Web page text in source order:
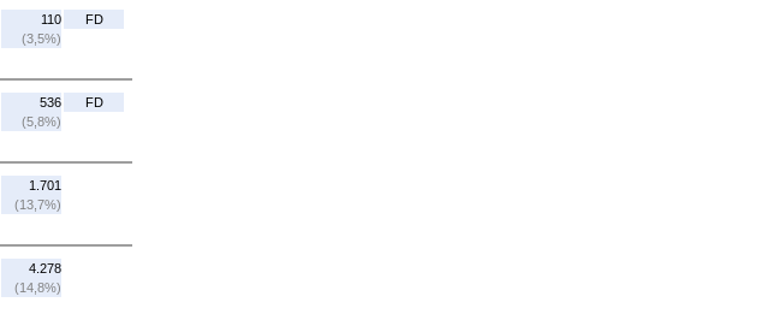
110
(3,5%)
FD
536
(5,8%)
FD
1.701
(13,7%)
4.278
(14,8%)